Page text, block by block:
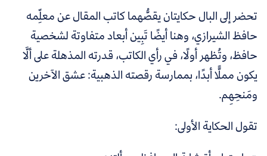
تحضر إلى البال حكايتان يقصُّهما كاتب المقال عن معلِّمه
حافظ الشيرازي، وهنا أيضًا تَبِين أبعاد متفاوتة لشخصية
حافظ، وتُظهر أولًا، في رأي الكاتب، قدرته المذهلة على ألَّا
يكون مملًّا أبدًا، بممارسة رقصته الذهبية: عشق الآخرين
ومَنحِهِم.
تقول الحكاية الأولى: